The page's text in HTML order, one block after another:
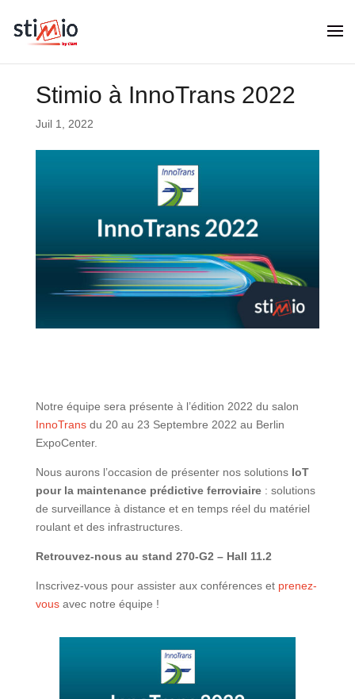
Stimio à InnoTrans 2022
Juil 1, 2022
Notre équipe sera présente à l’édition 2022 du salon
InnoTransdu 20 au 23 Septembre 2022 au Berlin
ExpoCenter.
Nous aurons l’occasion de présenter nos solutions IoT
pour la maintenance prédictive ferroviaire : solutions
de surveillance à distance et en temps réel du matériel
roulant et des infrastructures.
Retrouvez-nous au stand 270-G2 – Hall 11.2
Inscrivez-vous pour assister aux conférences et prenez-
vousavec notre équipe !